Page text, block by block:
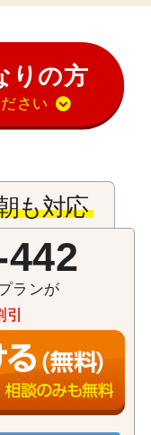
りの方
さい
も対応
ランが
引